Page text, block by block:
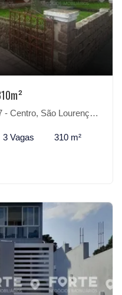
São Lourenço do Sul-RS
3 Vagas 310 m²